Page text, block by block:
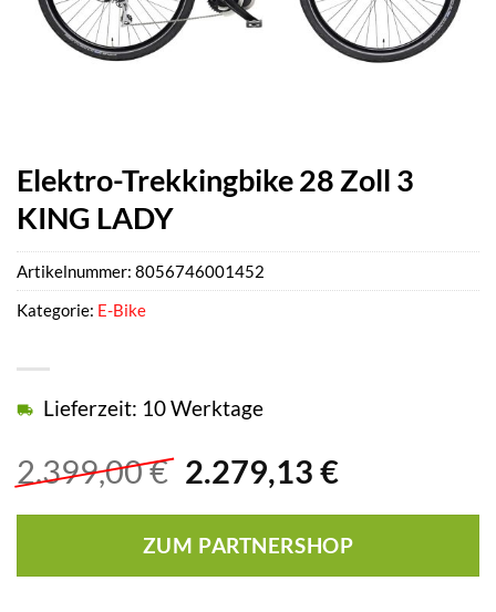
Elektro-Trekkingbike 28 Zoll 3
KING LADY
2.399,00€ Ursprünglicher
war:
2.399,00 €
2.279,13 €Aktueller
ist:
2.279,13
Lieferzeit: 10 Werktage
ZUM PARTNERSHOP
Artikelnummer: 8056746001452
Kategorie: E-Bike